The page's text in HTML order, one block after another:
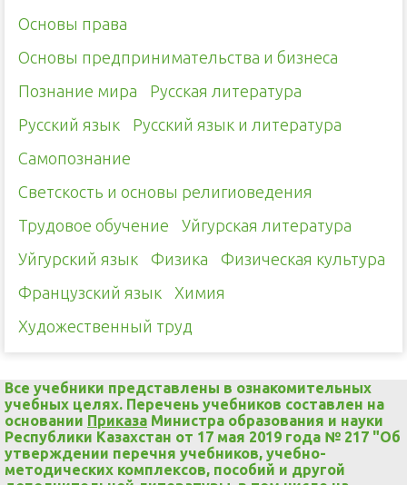
Основы права
Основы предпринимательства и бизнеса
Познание мира
Русская литература
Русский язык
Русский язык и литература
Самопознание
Светскость и основы религиоведения
Трудовое обучение
Уйгурская литература
Уйгурский язык
Физика
Физическая культура
Французский язык
Химия
Художественный труд
Все учебники представлены в ознакомительных
учебных целях. Перечень учебников составлен на
основании Приказа Министра образования и науки
Республики Казахстан от 17 мая 2019 года № 217 "Об
утверждении перечня учебников, учебно-
методических комплексов, пособий и другой